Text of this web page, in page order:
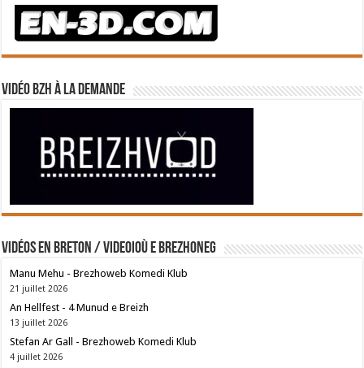
Vidéo BZH à la demande
Vidéos en breton / Videoioù e brezhoneg
Manu Mehu - Brezhoweb Komedi Klub
21 juillet 2026
An Hellfest - 4 Munud e Breizh
13 juillet 2026
Stefan Ar Gall - Brezhoweb Komedi Klub
4 juillet 2026